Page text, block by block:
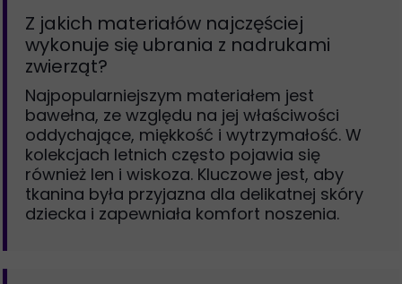
Z jakich materiałów najczęściej
wykonuje się ubrania z nadrukami
zwierząt?
Najpopularniejszym materiałem jest
bawełna, ze względu na jej właściwości
oddychające, miękkość i wytrzymałość. W
kolekcjach letnich często pojawia się
również len i wiskoza. Kluczowe jest, aby
tkanina była przyjazna dla delikatnej skóry
dziecka i zapewniała komfort noszenia.